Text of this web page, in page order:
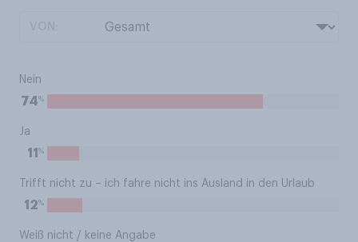
Nein
74%
Ja
11 %
Trifft nicht zu – ich fahre nicht ins Ausland in den Urlaub
12%
Weiß nicht / keine Angabe